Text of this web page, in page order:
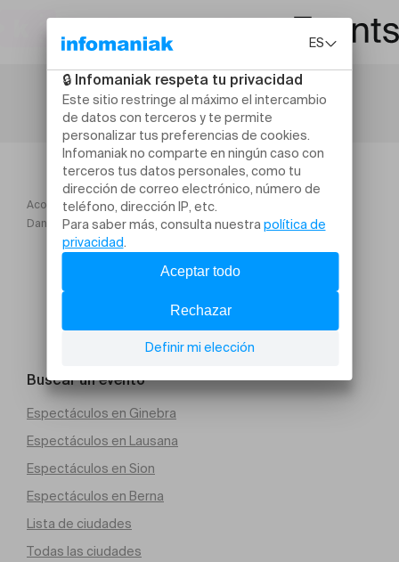
Acogida
Danse sacrée de l'Égypte antique ISIS ou l'Ode à la Féminité
Buscar un evento
Espectáculos en Ginebra
Espectáculos en Lausana
Espectáculos en Sion
Espectáculos en Berna
Lista de ciudades
Todas las ciudades